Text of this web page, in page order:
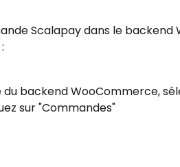
Scalapay dans le backend
du backend WooCommerce,
sur "Commandes"